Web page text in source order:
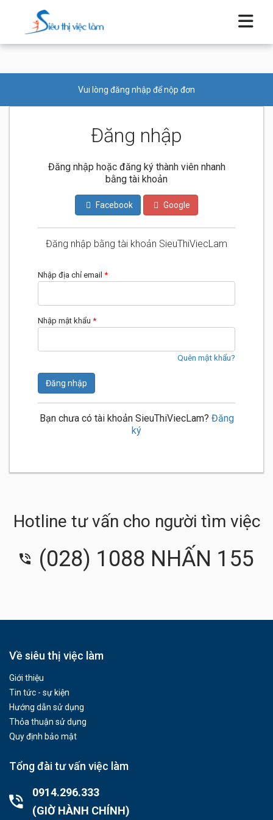
Vui lòng đăng nhập để nộp đơn
Đăng nhập
Đăng nhập hoặc đăng ký thành viên nhanh
bằng tài khoản
Facebook Google
Đăng nhập bằng tài khoản SieuThiViecLam
Nhập địa chỉ email *
Nhập mật khẩu *
Quên mật khẩu?
Đăng nhập
Bạn chưa có tài khoản SieuThiViecLam? Đăng
ký
Hotline tư vấn cho người tìm việc
(028) 1088 NHẤN 155
Về siêu thị việc làm
Giới thiệu
Tin tức - sự kiện
Hướng dẫn sử dụng
Thỏa thuận sử dụng
Quy định bảo mật
Tổng đài tư vấn việc làm
0914.296.333
(GIỜ HÀNH CHÍNH)